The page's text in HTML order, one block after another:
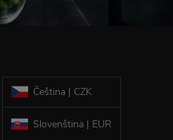
Čeština | CZK
Slovenština | EUR